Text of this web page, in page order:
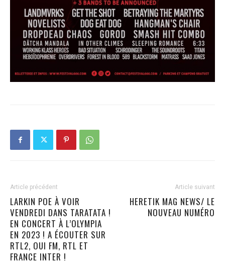
Article précédent
LARKIN POE À VOIR
VENDREDI DANS TARATATA !
EN CONCERT À L’OLYMPIA
EN 2023 ! A ÉCOUTER SUR
RTL2, OUI FM, RTL ET
FRANCE INTER !
Article suivant
HERETIK MAG NEWS/ LE
NOUVEAU NUMÉRO